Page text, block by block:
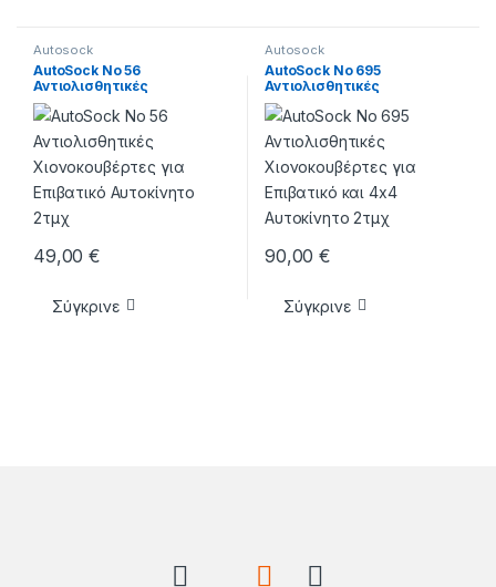
Autosock
AutoSock Νo 56
Αντιολισθητικές
Χιονοκουβέρτες για
Επιβατικό Αυτοκίνητο 2τμχ
49,00€
Σύγκρινε
Autosock
AutoSock Νo 695
Αντιολισθητικές
Χιονοκουβέρτες για
Επιβατικό και 4×4
Αυτοκίνητο 2τμχ
90,00€
Σύγκρινε